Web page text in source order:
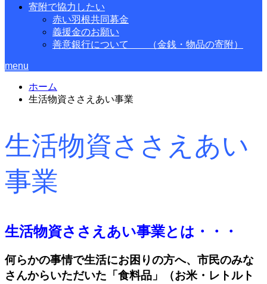
寄附で協力したい
赤い羽根共同募金
義援金のお願い
善意銀行について （金銭・物品の寄附）
menu
ホーム
生活物資ささえあい事業
生活物資ささえあい
事業
生活物資ささえあい事業とは・・・
何らかの事情で生活にお困りの方へ、市民のみな
さんからいただいた「食料品」（お米・レトルト